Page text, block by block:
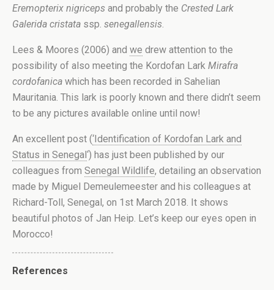
Eremopterix nigriceps and probably the Crested Lark
Galerida cristata ssp. senegallensis.
Lees & Moores (2006) and we drew attention to the
possibility of also meeting the Kordofan Lark Mirafra
cordofanica which has been recorded in Sahelian
Mauritania. This lark is poorly known and there didn’t seem
to be any pictures available online until now!
An excellent post (‘Identification of Kordofan Lark and
Status in Senegal‘) has just been published by our
colleagues from Senegal Wildlife, detailing an observation
made by Miguel Demeulemeester and his colleagues at
Richard-Toll, Senegal, on 1st March 2018. It shows
beautiful photos of Jan Heip. Let’s keep our eyes open in
Morocco!
References